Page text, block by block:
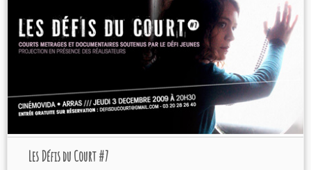
Programmation 2009Cinémovida - Arras
Les Défis du Court #7